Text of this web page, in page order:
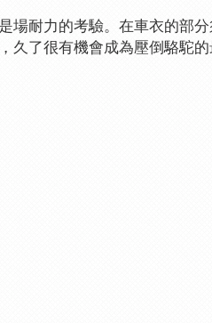
場耐力的考驗。在車衣的部
久了很有機會成為壓倒駱駝